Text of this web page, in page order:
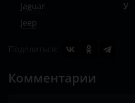
Jaguar
Jeep
У
Комментарии